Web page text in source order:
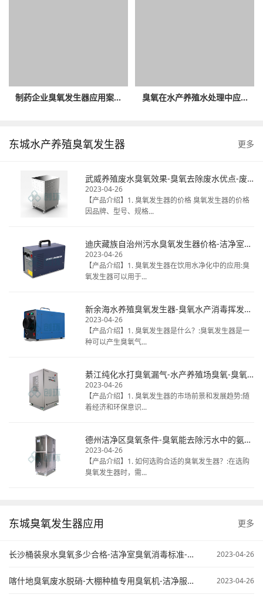
制药企业臭氧发生器应用案... 臭氧在水产养殖水处理中应...
东城水产养殖臭氧发生器 更多
武威养殖废水臭氧效果-臭氧去除废水优点-废水臭氧消毒厂家
2023-04-26
【产品介绍】1. 臭氧发生器的价格 臭氧发生器的价格
因品牌、型号、规格...
迪庆藏族自治州污水臭氧发生器价格-洁净室臭氧消毒热线电话-揭秘桶装水臭氧
2023-04-26
【产品介绍】1. 臭氧发生器在饮用水净化中的应用:臭
氧发生器可以用于...
新余海水养殖臭氧发生器-臭氧水产消毒挥发时间-天然矿泉水臭氧毒
2023-04-26
【产品介绍】1. 臭氧发生器是什么？:臭氧发生器是一
种可以产生臭氧气...
綦江纯化水打臭氧漏气-水产养殖场臭氧-臭氧发生器清洗冷库
2023-04-26
【产品介绍】1. 臭氧发生器的市场前景和发展趋势:随
着经济和环保意识...
德州洁净区臭氧条件-臭氧能去除污水中的氨氮不-臭氧在污水处理中的应用
2023-04-26
【产品介绍】1. 如何选购合适的臭氧发生器？:在选购
臭氧发生器时，需...
东城臭氧发生器应用 更多
长沙桶装泉水臭氧多少合格-洁净室臭氧消毒标准-臭氧污水处理原来 2023-04-26
喀什地臭氧废水脱硝-大棚种植专用臭氧机-洁净服臭氧灭菌 2023-04-26